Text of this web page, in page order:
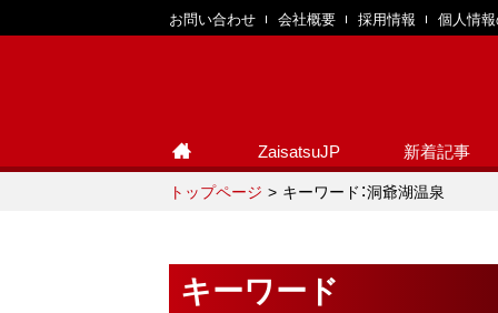
お問い合わせ 会社概要 採用情報 個人情
ZaisatsuJP 新着記事
トップページ キーワード：洞爺湖温泉
キーワード